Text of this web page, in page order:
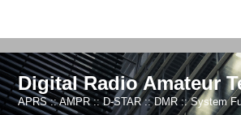
Digital Radio Amateur
APRS :: AMPR :: D-STAR :: DMR :: System